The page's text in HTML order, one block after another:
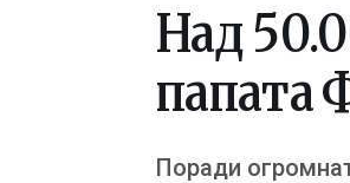
Над
папата
Поради